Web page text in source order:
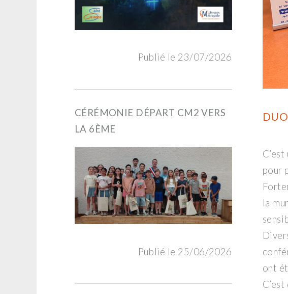
Publié le 23/07/2026
CÉRÉMONIE DÉPART CM2 VERS
LA 6ÈME
Publié le 25/06/2026
pour
la
ont